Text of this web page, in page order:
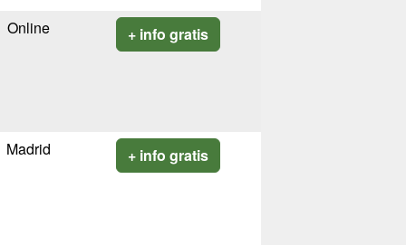
Online + info gratis
Madrid + info gratis